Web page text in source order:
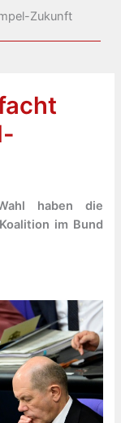
Zukunft
haben die
im Bund